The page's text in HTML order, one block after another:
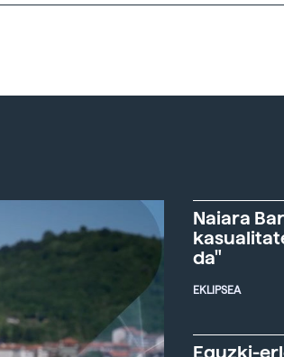
Naiara
da"
EKLIPSEA
Eguzki-